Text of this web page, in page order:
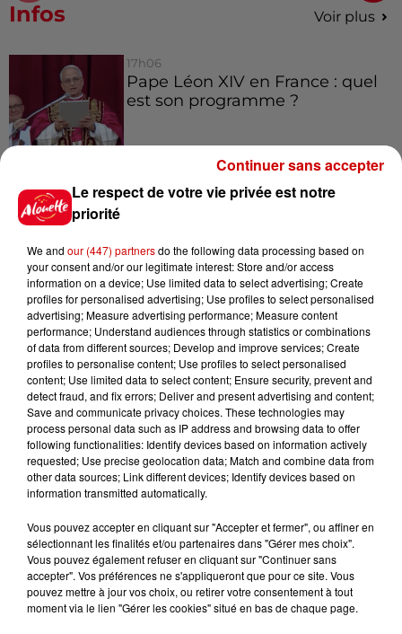
Infos Voir plus
17h06
Pape Léon XIV en France : quel
est son programme ?
Limoges : un bébé d'un mois
15h02
Éclipse solaire : découvrez les
meilleurs spots d'observation
du...
11h51
À LA UNE : professeur
condamné, repreneurs pour
Duralex et la...
Jeux Voir plus
Le respect de votre vie privée est notre
priorité
We and our (447) partnersdo the following data processing based on
your consent and/or our legitimate interest: Store and/or access
information on a device; Use limited data to select advertising; Create
profiles for personalised advertising; Use profiles to select personalised
advertising; Measure advertising performance; Measure content
performance; Understand audiences through statistics or combinations
of data from different sources; Develop and improve services; Create
profiles to personalise content; Use profiles to select personalised
content; Use limited data to select content; Ensure security, prevent and
detect fraud, and fix errors; Deliver and present advertising and content;
Save and communicate privacy choices. These technologies may
process personal data such as IP address and browsing data to offer
following functionalities: Identify devices based on information actively
requested; Use precise geolocation data; Match and combine data from
other data sources; Link different devices; Identify devices based on
information transmitted automatically.
Vous pouvez accepter en cliquant sur "Accepter et fermer", ou affiner en
sélectionnant les finalités et/ou partenaires dans "Gérer mes choix".
Vous pouvez également refuser en cliquant sur "Continuer sans
accepter". Vos préférences ne s'appliqueront que pour ce site. Vous
pouvez mettre à jour vos choix, ou retirer votre consentement à tout
moment via le lien "Gérer les cookies" situé en bas de chaque page.
Continuer sans accepter